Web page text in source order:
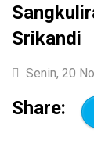
Srikandi
Senin, 20
Share: